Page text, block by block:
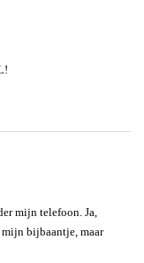
mijn telefoon. Ja,
bijbaantje, maar